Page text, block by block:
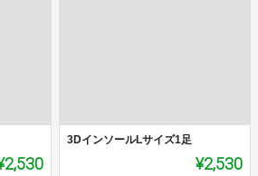
3DインソールLサイズ1足
¥2,530